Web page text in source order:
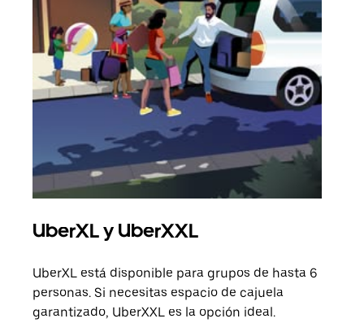
UberXL y UberXXL
UberXL está disponible para grupos de hasta 6
personas. Si necesitas espacio de cajuela
garantizado, UberXXL es la opción ideal.